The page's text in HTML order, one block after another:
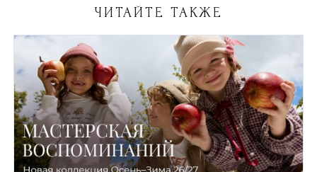
ЧИТАЙТЕ ТАКЖЕ